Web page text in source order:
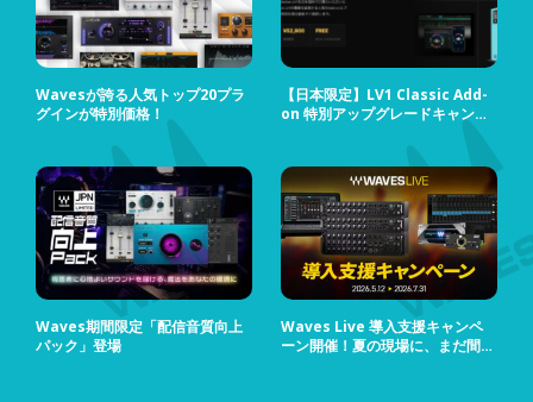
Wavesが誇る人気トップ20プラ
グインが特別価格！
【日本限定】LV1 Classic Add-
on 特別アップグレードキャンペ
Waves期間限定「配信音質向上
パック」登場
Waves Live 導入支援キャンペ
ーン開催！夏の現場に、まだ間に